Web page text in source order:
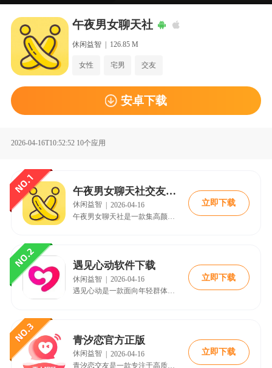
午夜男女聊天社
休闲益智 | 126.85 M
女性 宅男 交友
安卓下载
2026-04-16T10:52:52 10个应用
午夜男女聊天社交友安卓免费版
休闲益智 | 2026-04-16
立即下载
遇见心动软件下载
休闲益智
2026-04-16
遇见心动是一款面向年轻群体的灵魂社交应用，它摒弃传统看脸匹配模式，专注于内心共鸣与精神契合。软件鼓励用户在不暴露外貌的前提下进行真诚对话，通过兴趣与话题建立深度连接，从而找到真正懂你的灵魂伴侣。无论身处何地，只需打开应用便能邂逅那个让你毫无防备、一见如故的心动之人。
立即下载
青汐恋官方正版
休闲益智 | 2026-04-16
立即下载